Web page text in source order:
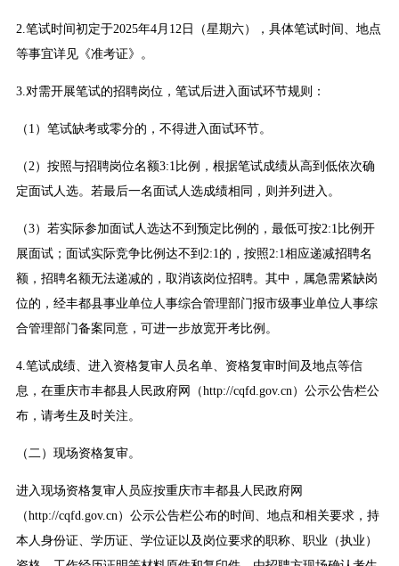
2.笔试时间初定于2025年4月12日（星期六），具体笔试时间、地点
等事宜详见《准考证》。
3.对需开展笔试的招聘岗位，笔试后进入面试环节规则：
（1）笔试缺考或零分的，不得进入面试环节。
（2）按照与招聘岗位名额3:1比例，根据笔试成绩从高到低依次确
定面试人选。若最后一名面试人选成绩相同，则并列进入。
（3）若实际参加面试人选达不到预定比例的，最低可按2:1比例开
展面试；面试实际竞争比例达不到2:1的，按照2:1相应递减招聘名
额，招聘名额无法递减的，取消该岗位招聘。其中，属急需紧缺岗
位的，经丰都县事业单位人事综合管理部门报市级事业单位人事综
合管理部门备案同意，可进一步放宽开考比例。
4.笔试成绩、进入资格复审人员名单、资格复审时间及地点等信
息，在重庆市丰都县人民政府网（http://cqfd.gov.cn）公示公告栏公
布，请考生及时关注。
（二）现场资格复审。
进入现场资格复审人员应按重庆市丰都县人民政府网
（http://cqfd.gov.cn）公示公告栏公布的时间、地点和相关要求，持
本人身份证、学历证、学位证以及岗位要求的职称、职业（执业）